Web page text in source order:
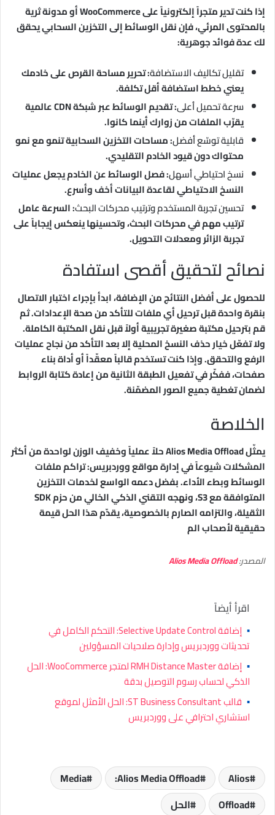
إذا كنت تدير متجراً إلكترونياً على WooCommerce أو مدونة ثرية
بالمحتوى المرئي، فإن نقل الوسائط إلى التخزين السحابي يحقق
لك عدة فوائد جوهرية:
تقليل تكاليف الاستضافة: تحرير مساحة القرص على خادمك
يعني خطط استضافة أقل تكلفة.
سرعة تحميل أعلى
: تقديم الوسائط عبر شبكة CDN عالمية
يقرّب الملفات من زوارك أينما كانوا.
قابلية توسّع أفضل: مساحات التخزين السحابية تنمو مع نمو
محتواك دون قيود الخادم التقليدي.
نسخ احتياطي أسهل: فصل الوسائط عن الخادم يجعل عمليات
النسخ الاحتياطي لقاعدة البيانات أخف وأسرع.
تحسين تجربة المستخدم وترتيب محركات البحث: السرعة عامل
ترتيب مهم في محركات البحث، وتحسينها ينعكس إيجاباً على
تجربة الزائر ومعدلات التحويل.
نصائح لتحقيق أقصى استفادة
للحصول على أفضل النتائج من الإضافة، ابدأ بإجراء اختبار الاتصال
بنقرة واحدة قبل ترحيل أي ملفات للتأكد من صحة الإعدادات. ثم
قم بترحيل مكتبة صغيرة تجريبية أولاً قبل نقل المكتبة الكاملة.
ولا تفعّل خيار حذف النسخ المحلية إلا بعد التأكد من نجاح عمليات
الرفع والتحقق. وإذا كنت تستخدم قالباً معقّداً أو أداة بناء
صفحات، ففكّر في تفعيل الطبقة الثانية من إعادة كتابة الروابط
لضمان تغطية جميع الصور المضمّنة.
الخلاصة
يمثّل Alios Media Offload حلاً عملياً وخفيف الوزن لواحدة من أكثر
المشكلات شيوعاً في إدارة مواقع ووردبريس: تراكم ملفات
الوسائط وبطء الأداء. بفضل دعمه الواسع لخدمات التخزين
المتوافقة مع S3، ونهجه التقني الذكي الخالي من حزم SDK
الثقيلة، والتزامه الصارم بالخصوصية، يقدّم هذا الحل قيمة
حقيقية لأصحاب الم
المصدر:Alios Media Offload
اقرأ أيضاً
▪
إضافة Selective Update Control: التحكم الكامل في
تحديثات ووردبريس وإدارة صلاحيات المسؤولين
▪
إضافة RMH Distance Master لمتجر WooCommerce: الحل
الذكي لحساب رسوم التوصيل بدقة
▪
قالب ST Business Consultant: الحل الأمثل لموقع
استشاري احترافي على ووردبريس
Alios
Alios Media Offload:
Media
Offload
الحل